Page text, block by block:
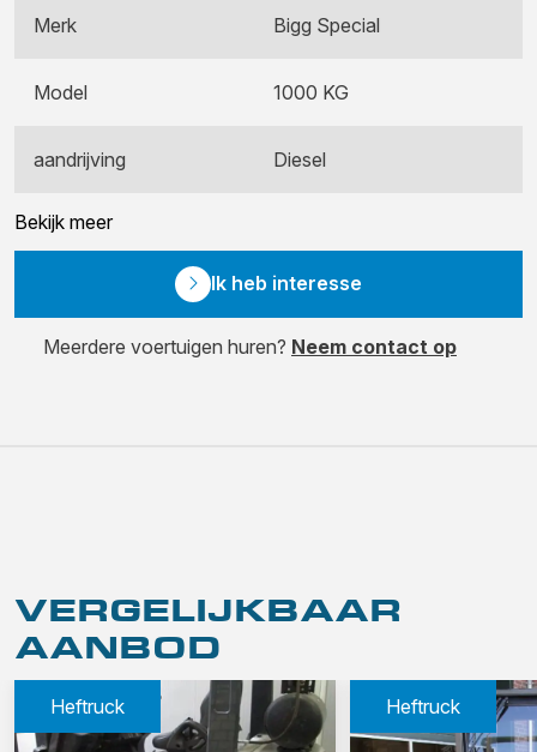
Merk Bigg Special
Model 1000 KG
aandrijving Diesel
Bekijk meer
Ik heb interesse
Meerdere voertuigen huren? Neem contact op
VERGELIJKBAAR
AANBOD
Heftruck Heftruck